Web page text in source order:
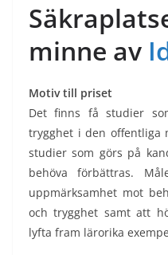
minne av
Motiv till priset
Det finns få studier
trygghet i den offentliga
studier som görs på
behöva förbättras.
uppmärksamhet mot
och trygghet samt att
lyfta fram lärorika